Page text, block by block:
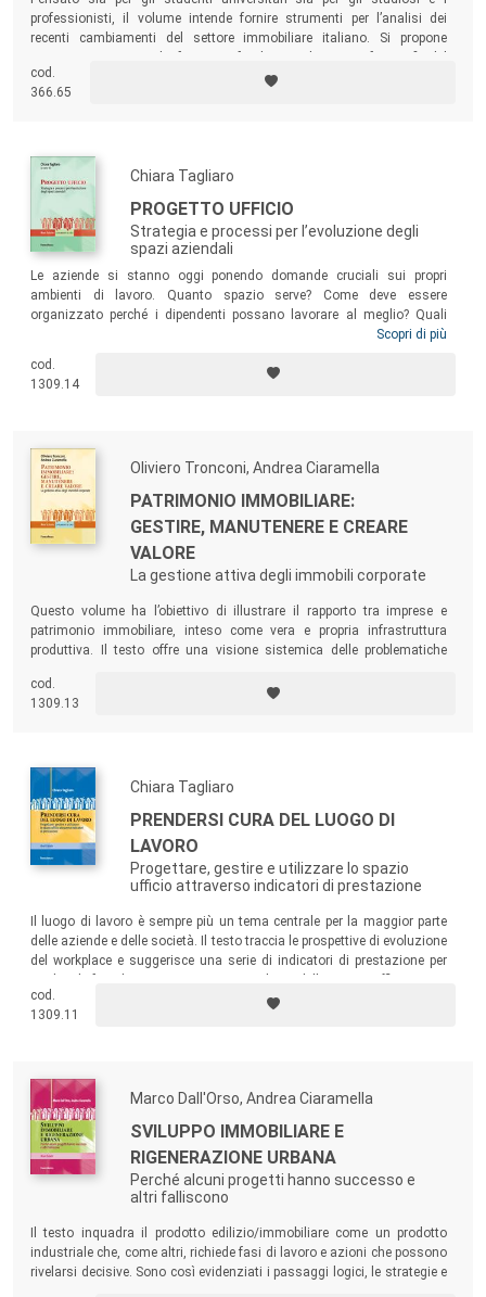
professionisti, il volume intende fornire strumenti per l’analisi dei
recenti cambiamenti del settore immobiliare italiano. Si propone
settore.
cod.
366.65
Chiara Tagliaro
PROGETTO UFFICIO
Strategia e processi per l’evoluzione degli
spazi aziendali
Le aziende si stanno oggi ponendo domande cruciali sui propri
ambienti di lavoro. Quanto spazio serve? Come deve essere
organizzato perché i dipendenti possano lavorare al meglio? Quali
di riferimento per progettare l’ufficio del futuro? Per
maniera critica lo stato dell’arte dell’ufficio di oggi, sulla base del quale
prenderà necessariamente forma l’ufficio di domani.
Scopri di più
cod.
1309.14
Oliviero Tronconi, Andrea Ciaramella
PATRIMONIO IMMOBILIARE:
GESTIRE, MANUTENERE E CREARE
VALORE
La gestione attiva degli immobili corporate
Questo volume ha l’obiettivo di illustrare il rapporto tra imprese e
patrimonio immobiliare, inteso come vera e propria infrastruttura
produttiva. Il testo offre una visione sistemica delle problematiche
intervento necessarie per accompagnare il lavoro “agile” e le
esperienze di valorizzazione di edifici terziari, condotte da importanti
cod.
1309.13
Chiara Tagliaro
PRENDERSI CURA DEL LUOGO DI
LAVORO
Progettare, gestire e utilizzare lo spazio
ufficio attraverso indicatori di prestazione
Il luogo di lavoro è sempre più un tema centrale per la maggior parte
delle aziende e delle società. Il testo traccia le prospettive di evoluzione
del workplace e suggerisce una serie di indicatori di prestazione per
cod.
1309.11
Marco Dall'Orso, Andrea Ciaramella
SVILUPPO IMMOBILIARE E
RIGENERAZIONE URBANA
Perché alcuni progetti hanno successo e
altri falliscono
Il testo inquadra il prodotto edilizio/immobiliare come un prodotto
industriale che, come altri, richiede fasi di lavoro e azioni che possono
rivelarsi decisive. Sono così evidenziati i passaggi logici, le strategie e